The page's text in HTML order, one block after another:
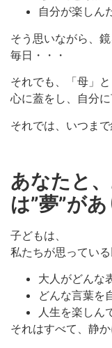
自分が楽しん
そう思いながら、
毎日・・・
それでも、「母」
心に蓋をし、自分に
それでは、いつま
あなたと
は”夢”が
子どもは、
私たちが思ってい
大人がどんな
どんな言葉を
人生を楽しん
それはすべて、静